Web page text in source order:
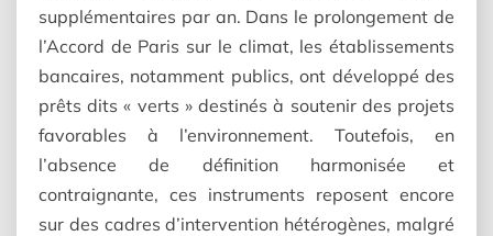
supplémentaires par an. Dans le prolongement de
l’Accord de Paris sur le climat, les établissements
bancaires, notamment publics, ont développé des
prêts dits « verts » destinés à soutenir des projets
favorables à l’environnement. Toutefois, en
l’absence de définition harmonisée et
contraignante, ces instruments reposent encore
sur des cadres d’intervention hétérogènes, malgré